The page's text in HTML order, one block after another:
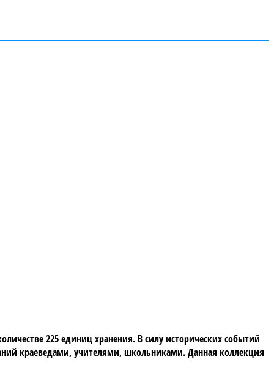
225 единиц хранения. В силу исторических событий
краеведами, учителями, школьниками. Данная коллекция